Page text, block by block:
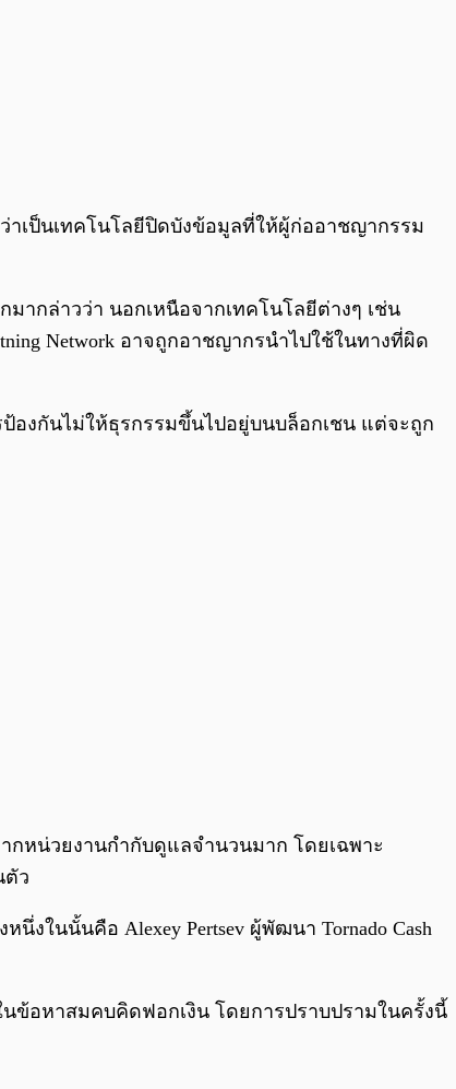
0:00
าเป็นเทคโนโลยีปิดบังข้อมูลที่ให้ผู้ก่ออาชญากรรม
กล่าวว่า นอกเหนือจากเทคโนโลยีต่างๆ เช่น
Network อาจถูกอาชญากรนำไปใช้ในทางที่ผิด
ป้องกันไม่ให้ธุรกรรมขึ้นไปอยู่บนบล็อกเชน แต่จะถูก
กหน่วยงานกำกับดูแลจำนวนมาก โดยเฉพาะ
ตัว
ในนั้นคือ Alexey Pertsev ผู้พัฒนา Tornado Cash
นข้อหาสมคบคิดฟอกเงิน โดยการปราบปรามในครั้งนี้